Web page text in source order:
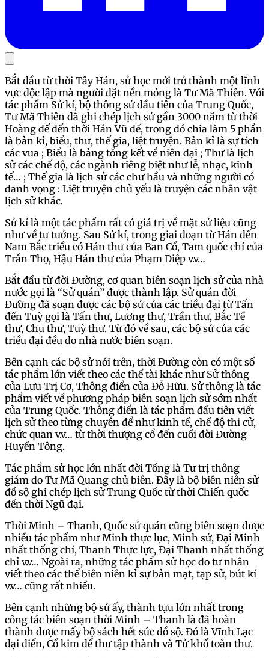
Bắt đầu từ thời Tây Hán, sử học mới trở thành một lĩnh
vực độc lập mà người đặt nền móng là Tư Mã Thiên. Với
tác phẩm Sử kí, bộ thông sử đầu tiên của Trung Quốc,
Tư Mã Thiên đã ghi chép lịch sử gần 3000 năm từ thời
Hoàng đế đến thời Hán Vũ đế, trong đó chia làm 5 phần
là bản kỉ, biểu, thư, thế gia, liệt truyện. Bản kỉ là sự tích
các vua ; Biểu là bảng tổng kết về niên đại ; Thư là lịch
sử các chế độ, các ngành riêng biệt như lễ, nhạc, kinh
tế… ; Thế gia là lịch sử các chư hầu và những người có
danh vọng : Liệt truyện chủ yếu là truyện các nhân vật
lịch sử khác.
Sử kỉ là một tác phẩm rất có giá trị về mặt sử liệu cũng
như về tư tưởng. Sau Sử kí, trong giai đoạn từ Hán đến
Nam Bắc triều có Hán thư của Ban Cổ, Tam quốc chí của
Trần Thọ, Hậu Hán thư của Phạm Diệp v.v…
Bắt đầu từ đời Đường, cơ quan biên soạn lịch sử của nhà
nước gọi là “Sử quán” được thành lập. Sử quán đời
Đường đã soạn được các bộ sử của các triều đại từ Tấn
đến Tuỳ gọi là Tấn thư, Lương thư, Trần thư, Bắc Tề
thư, Chu thư, Tuỳ thư. Từ đó về sau, các bộ sử của các
triều đại đều do nhà nước biên soạn.
Bên cạnh các bộ sử nói trên, thời Đường còn có một số
tác phẩm lớn viết theo các thể tài khác như Sử thông
của Lưu Trị Cơ, Thông điển của Đỗ Hữu. Sử thông là tác
phẩm viết về phương pháp biên soạn lịch sử sớm nhất
của Trung Quốc. Thông điển là tác phẩm đầu tiên viết
lịch sử theo từng chuyên để như kinh tế, chế độ thi cử,
chức quan v.v… từ thời thượng cổ đến cuối đời Đường
Huyền Tông.
Tác phẩm sử học lớn nhất đời Tống là Tư trị thông
giám do Tư Mã Quang chủ biên. Đây là bộ biên niên sử
đồ sộ ghi chép lịch sử Trung Quốc từ thời Chiến quốc
đến thời Ngũ đại.
Thời Minh – Thanh, Quốc sử quán cũng biên soạn được
nhiều tác phẩm như Minh thực lục, Minh sử, Đại Minh
nhất thống chí, Thanh Thực lực, Đại Thanh nhất thống
chỉ v.v… Ngoài ra, những tác phẩm sử học do tư nhân
viết theo các thể biên niên kỉ sự bản mạt, tạp sử, bút kí
v.v… cũng rất nhiều.
Bên cạnh những bộ sử ấy, thành tựu lớn nhất trong
công tác biên soạn thời Minh – Thanh là đã hoàn
thành được mấy bộ sách hết sức đồ sộ. Đó là Vĩnh Lạc
đại điển, Cổ kim để thư tập thành và Tử khổ toàn thư.